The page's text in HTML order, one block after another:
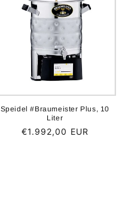
Speidel #Braumeister Plus, 10
Liter
Normaler
€1.992,00 EUR